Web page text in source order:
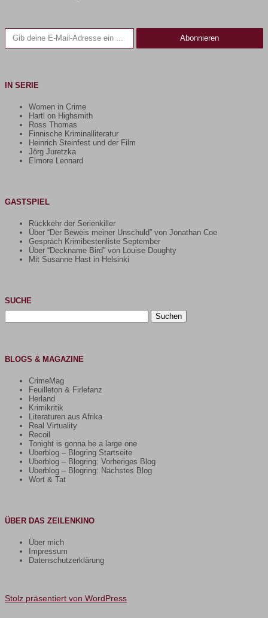
Gib deine E-Mail-Adresse ein ...
Abonnieren
IN SERIE
Women in Crime
Hartl on Highsmith
Ross Thomas
Finnische Kriminalliteratur
Heinrich Steinfest und der Film
Jörg Juretzka
Elmore Leonard
GASTSPIEL
Rückkehr der Serienkiller
Über “Der Beweis meiner Unschuld” von Jonathan Coe
Gespräch Krimibestenliste September
Über “Deckname Bird” von Louise Doughty
Mit Susanne Hast in Helsinki
SUCHE
Suchen
nach:
BLOGS & MAGAZINE
CrimeMag
Feuilleton & Firlefanz
Herland
Krimikritik
Literaturen aus Afrika
Real Virtuality
Recoil
Tonight is gonna be a large one
Uberblog – Blogring Startseite
Uberblog – Blogring: Vorheriges Blog
Uberblog – Blogring: Nächstes Blog
Wort & Tat
ÜBER DAS ZEILENKINO
Über mich
Impressum
Datenschutzerklärung
Stolz präsentiert von WordPress